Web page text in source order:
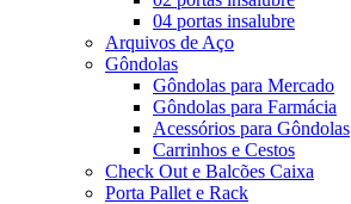
04 portas insalubre
Arquivos de Aço
Gôndolas
Gôndolas para Mercado
Gôndolas para Farmácia
Acessórios para Gôndolas
Carrinhos e Cestos
Check Out e Balcões Caixa
Porta Pallet e Rack